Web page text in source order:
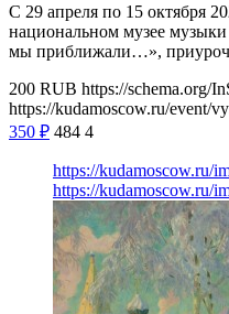
С 29 апреля по 15 октября
национальном музее
мы приближали…»,
200 RUB https://schema.org/
https://kudamoscow.ru/event/
350 ₽ 484 4
https://kudamoscow.ru/
https://kudamoscow.ru/